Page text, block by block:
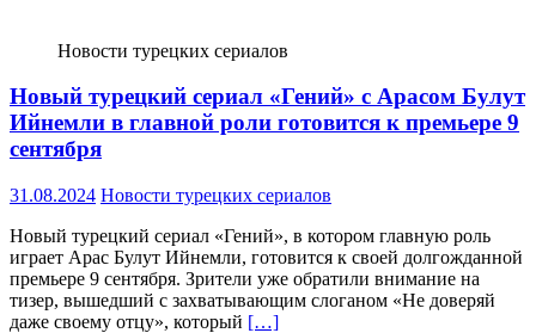
Новости турецких сериалов
Новый турецкий сериал «Гений» с Арасом Булут
Ийнемли в главной роли готовится к премьере 9
сентября
31.08.2024 Новости турецких сериалов
Новый турецкий сериал «Гений», в котором главную роль
играет Арас Булут Ийнемли, готовится к своей долгожданной
премьере 9 сентября. Зрители уже обратили внимание на
тизер, вышедший с захватывающим слоганом «Не доверяй
даже своему отцу», который […]